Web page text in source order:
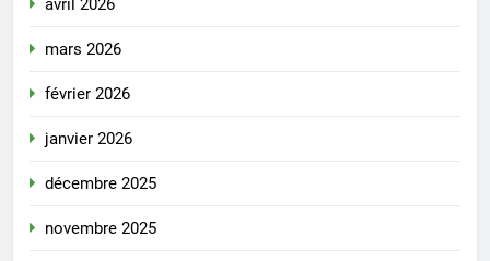
mars 2026
février 2026
janvier 2026
décembre 2025
novembre 2025